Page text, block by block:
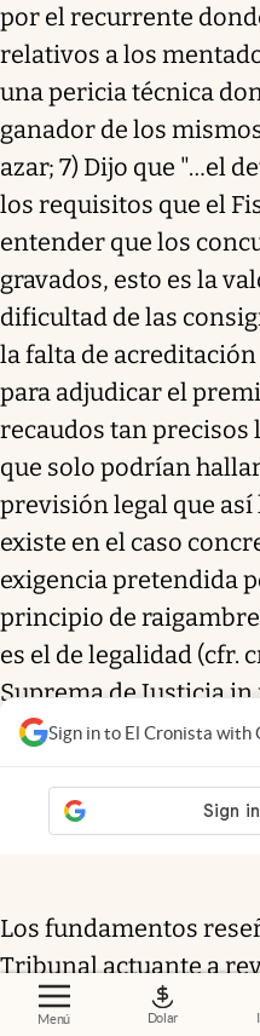
Menú Dolar
Sign in to El Cronista with
por el recurrente
relativos a los
una pericia técnica
ganador de los
azar; 7) Dijo que "…el
los requisitos que el
entender que los
gravados, esto es la
dificultad de las
la falta de
para adjudicar el
recaudos tan precisos
que solo podrían
previsión legal que
existe en el caso
exigencia pretendida
principio de
es el de legalidad (cfr.
Suprema de Justicia in
27621-I) c/DGI",
que las mismas
orden causado dado
Los fundamentos
Tribunal actuante a
administrativo y, por